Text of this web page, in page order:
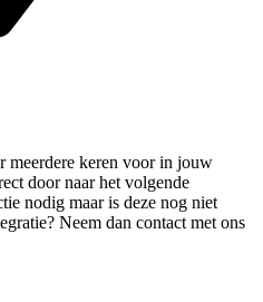
meerdere keren voor in jouw
door naar het volgende
nodig maar is deze nog niet
Neem dan contact met ons